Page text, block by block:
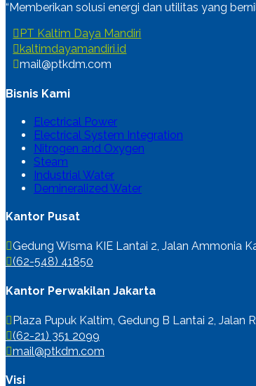
“Memberikan solusi energi dan utilitas yang
PT Kaltim Daya Mandiri
kaltimdayamandiri.id
mail@ptkdm.com
Bisnis Kami
Electrical Power
Electrical System Integration
Nitrogen and Oxygen
Steam
Industrial Water
Demineralized Water
Kantor Pusat
Gedung Wisma KIE Lantai 2, Jalan Ammonia
(62-548) 41850
Kantor Perwakilan Jakarta
Plaza Pupuk Kaltim, Gedung B Lantai 2, Jalan
(62-21) 351 2099
mail@ptkdm.com
Visi